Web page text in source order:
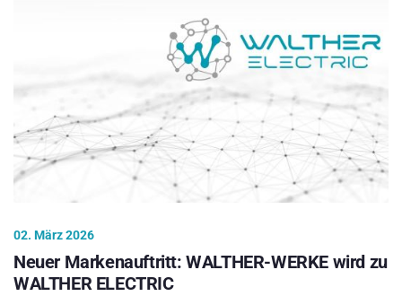
02. März 2026
Neuer Markenauftritt: WALTHER-WERKE wird zu
WALTHER ELECTRIC